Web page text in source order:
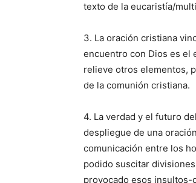
texto de la eucaristía/
3. La oración cristiana
encuentro con Dios es el
relieve otros elementos,
de la comunión cristiana.
4. La verdad y el futuro
despliegue de una
comunicación entre los
podido suscitar
provocado esos insultos-